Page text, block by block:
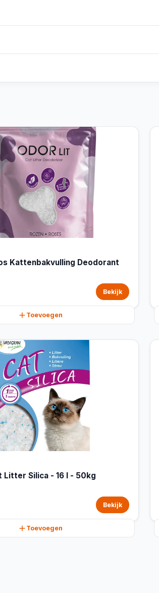
Kattenbakvulling Deodorant
Bekijk
Toevoegen
Litter Silica - 16 l - 50kg
Bekijk
Toevoegen